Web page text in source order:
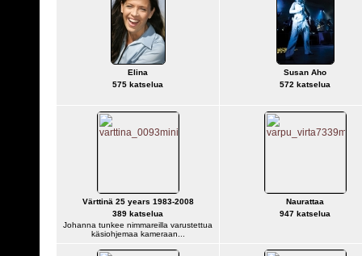
Elina
575 katselua
Susan Aho
572 katselua
Värttinä 25 years 1983-2008
389 katselua
Johanna tunkee nimmareilla varustettua
käsiohjemaa kameraan...
Naurattaa
947 katselua